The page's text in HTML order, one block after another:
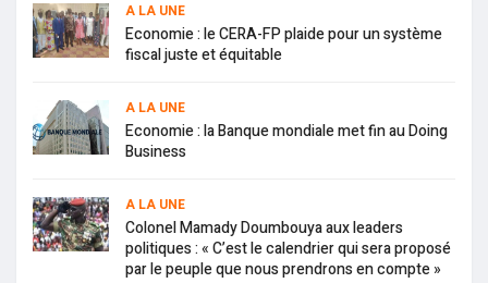
A LA UNE
Economie : le CERA-FP plaide pour un système
fiscal juste et équitable
A LA UNE
Economie : la Banque mondiale met fin au Doing
Business
A LA UNE
Colonel Mamady Doumbouya aux leaders
politiques : « C’est le calendrier qui sera proposé
par le peuple que nous prendrons en compte »